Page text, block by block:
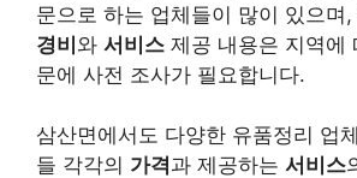
문으로 하는 업체들이 많이 있으며
경비와 서비스 제공 내용은 지역에
문에 사전 조사가 필요합니다.
삼산면에서도 다양한 유품정리 업
들 각각의 가격과 제공하는 서비스